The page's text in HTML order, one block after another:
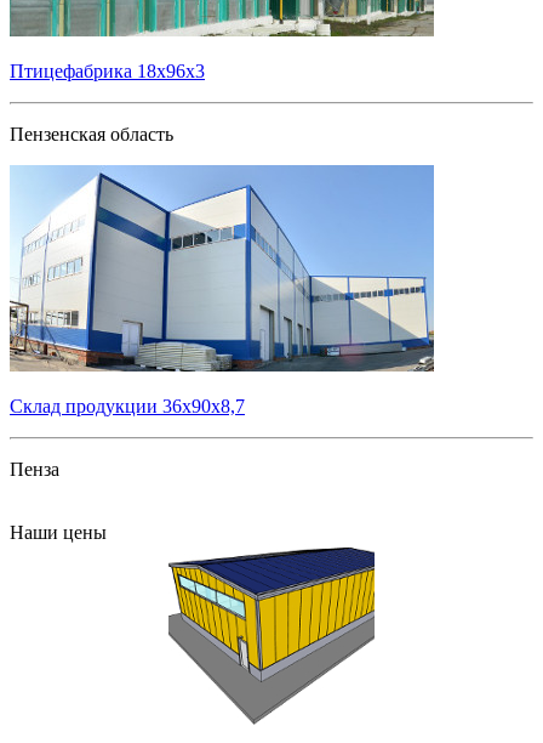
Птицефабрика 18х96х3
Пензенская область
Склад продукции 36х90х8,7
Пенза
Наши цены